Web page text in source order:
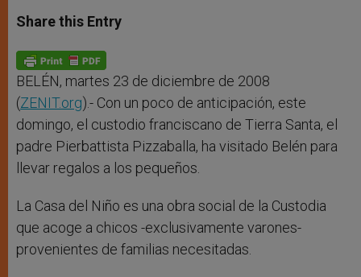
t
s
p
p
s
e
g
e
r
e
b
o
k
Share this Entry
BELÉN, martes 23 de diciembre de 2008
(ZENIT.org).- Con un poco de anticipación, este
domingo, el custodio franciscano de Tierra Santa, el
padre Pierbattista Pizzaballa, ha visitado Belén para
llevar regalos a los pequeños.
La Casa del Niño es una obra social de la Custodia
que acoge a chicos -exclusivamente varones-
provenientes de familias necesitadas.